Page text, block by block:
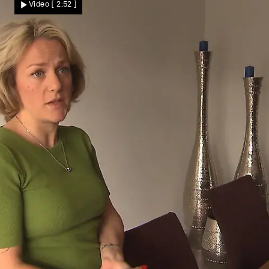
charmante Schusseligkeit?
Video [ 2:52 ]